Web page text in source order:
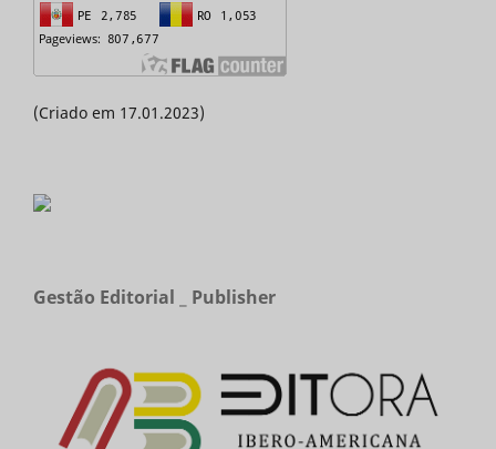
(Criado em 17.01.2023)
Gestão Editorial _ Publisher